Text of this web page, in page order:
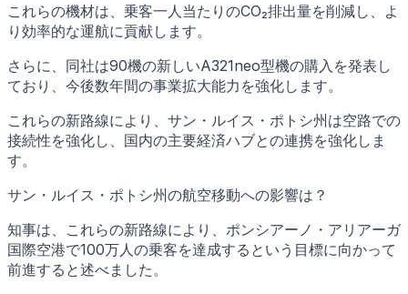
これらの機材は、乗客一人当たりのCO₂排出量を削減し、よ
り効率的な運航に貢献します。
さらに、同社は90機の新しいA321neo型機の購入を発表し
ており、今後数年間の事業拡大能力を強化します。
これらの新路線により、サン・ルイス・ポトシ州は空路での
接続性を強化し、国内の主要経済ハブとの連携を強化しま
す。
サン・ルイス・ポトシ州の航空移動への影響は？
知事は、これらの新路線により、ポンシアーノ・アリアーガ
国際空港で100万人の乗客を達成するという目標に向かって
前進すると述べました。